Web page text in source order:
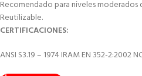
Recomendado para niveles moderados
Reutilizable.
CERTIFICACIONES:
ANSI S3.19 – 1974 IRAM EN 352-2:2002